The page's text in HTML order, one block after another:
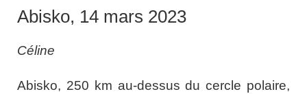
Abisko, 14 mars 2023
Céline
Abisko, 250 km au-dessus du cercle polaire,